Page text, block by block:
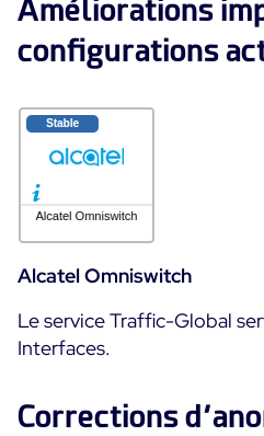
Améliorations
configurations
Alcatel Omniswitch
Le service Traffic-Global
Interfaces.
Corrections